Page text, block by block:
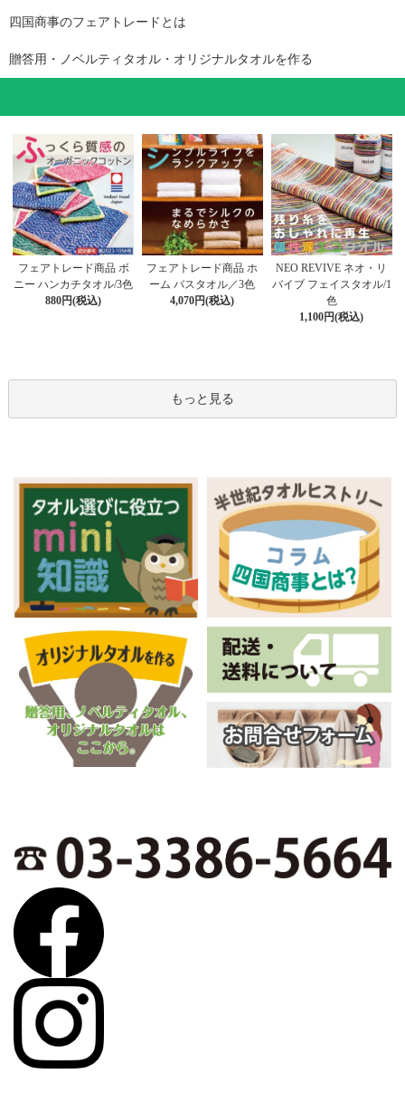
四国商事のフェアトレードとは
贈答用・ノベルティタオル・オリジナルタオルを作る
フェアトレード商品 ボ
ニー ハンカチタオル/3色
880円(税込)
フェアトレード商品 ホ
ーム バスタオル／3色
4,070円(税込)
NEO REVIVE ネオ・リ
バイブ フェイスタオル/1
色
1,100円(税込)
もっと見る